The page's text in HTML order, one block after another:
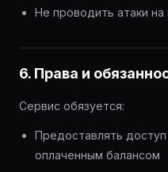
Не проводить атаки
6. Права и
Сервис обязуется:
Предоставлять
оплаченным балансом